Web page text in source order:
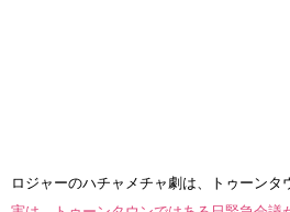
ロジャーのハチャメチャ劇は、トゥーンタ